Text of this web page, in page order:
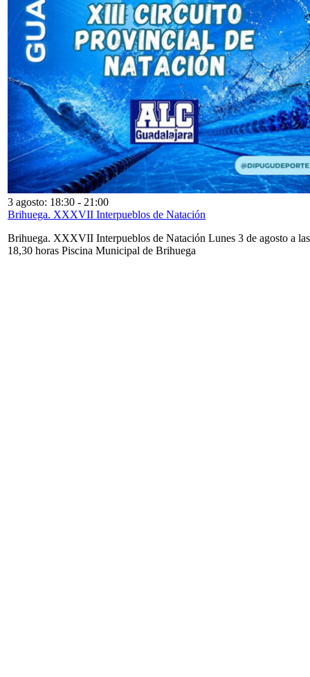
3 agosto: 18:30 - 21:00
Brihuega. XXXVII Interpueblos de Natación
Brihuega. XXXVII Interpueblos de Natación Lunes 3 de agosto a las
18,30 horas Piscina Municipal de Brihuega